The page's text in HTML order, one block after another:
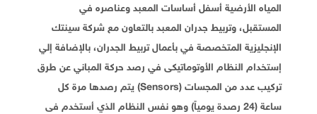
المياه الأرضية أسفل أساسات المعبد وعناصره في
المستقبل، وتربيط جدران المعبد بالتعاون مع شركة سينتك
الإنجليزية المتخصصة في بأعمال تربيط الجدران، بالإضافة إلي
إستخدام النظام الأوتوماتيكى في رصد حركة المباني عن طرق
تركيب عدد من المجسات (Sensors) يتم رصدها مرة كل
ساعة (24 رصدة يومياً) وهو نفس النظام الذي أستخدم فى